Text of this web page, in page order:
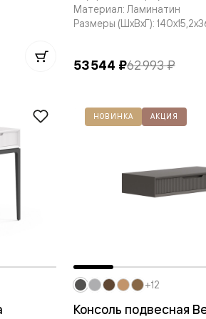
Материал: Ламинатин
Размеры (ШxВxГ):
53 544 ₽62 993 ₽
НОВИНКА АКЦИЯ
Консоль подвесная
+12